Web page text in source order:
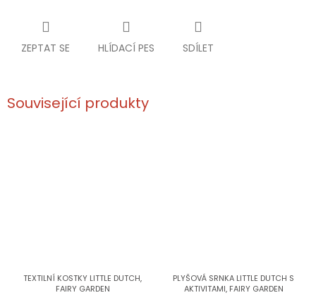
ZEPTAT SE HLÍDACÍ PES SDÍLET
Související produkty
TEXTILNÍ KOSTKY LITTLE DUTCH,
FAIRY GARDEN
PLYŠOVÁ SRNKA LITTLE DUTCH S
AKTIVITAMI, FAIRY GARDEN